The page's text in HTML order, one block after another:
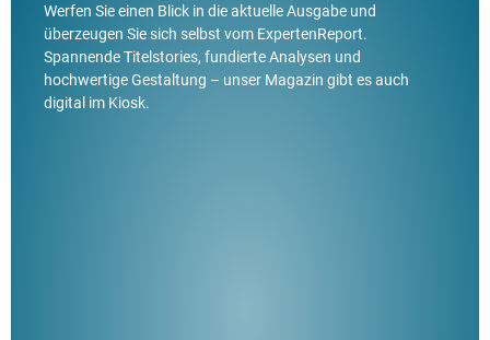
Werfen Sie einen Blick in die aktuelle Ausgabe und
überzeugen Sie sich selbst vom ExpertenReport.
Spannende Titelstories, fundierte Analysen und
hochwertige Gestaltung – unser Magazin gibt es auch
digital im Kiosk.